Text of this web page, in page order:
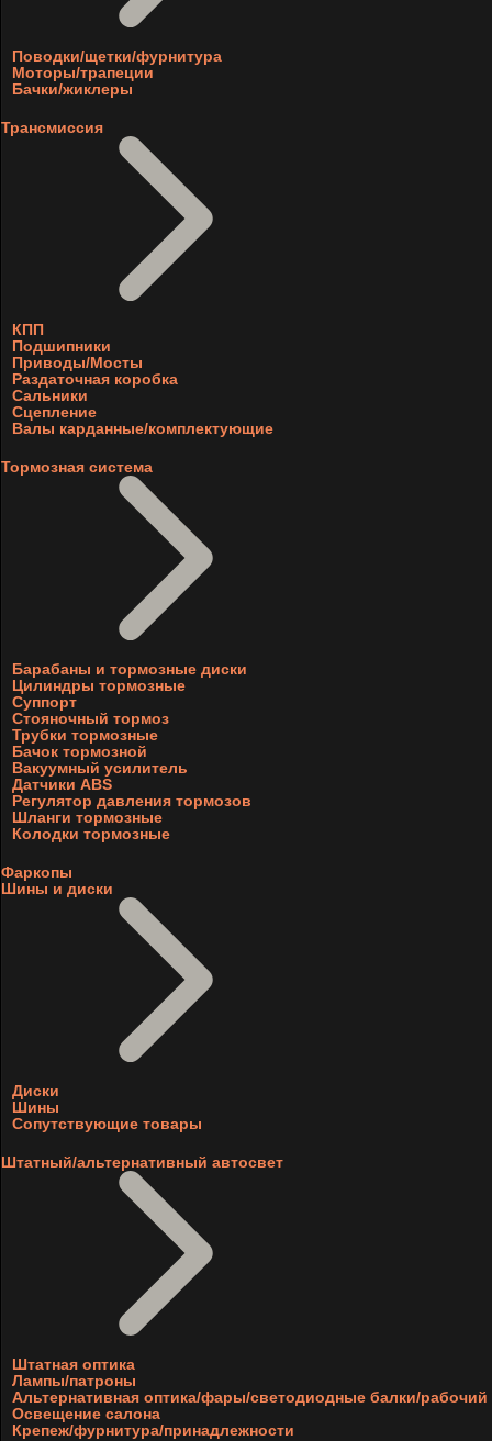
Поводки/щетки/фурнитура
Моторы/трапеции
Бачки/жиклеры
Трансмиссия
КПП
Подшипники
Приводы/Мосты
Раздаточная коробка
Сальники
Сцепление
Валы карданные/комплектующие
Тормозная система
Барабаны и тормозные диски
Цилиндры тормозные
Суппорт
Стояночный тормоз
Трубки тормозные
Бачок тормозной
Вакуумный усилитель
Датчики ABS
Регулятор давления тормозов
Шланги тормозные
Колодки тормозные
Фаркопы
Шины и диски
Диски
Шины
Сопутствующие товары
Штатный/альтернативный автосвет
Штатная оптика
Лампы/патроны
Альтернативная оптика/фары/светодиодные балки/рабочий
Освещение салона
Крепеж/фурнитура/принадлежности